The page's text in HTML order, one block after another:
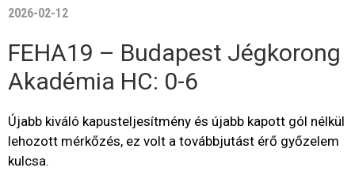
2026-02-12
FEHA19 – Budapest Jégkorong
Akadémia HC: 0-6
Újabb kiváló kapusteljesítmény és újabb kapott gól nélkül
lehozott mérkőzés, ez volt a továbbjutást érő győzelem
kulcsa.